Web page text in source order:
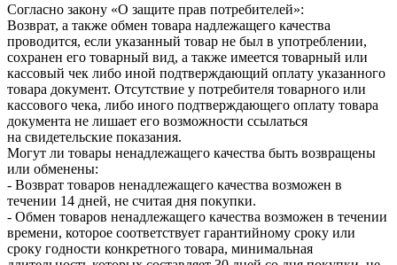
Согласно закону «О защите прав потребителей»:
Возврат, а также обмен товара надлежащего качества
проводится, если указанный товар не был в употреблении,
сохранен его товарный вид, а также имеется товарный или
кассовый чек либо иной подтверждающий оплату указанного
товара документ. Отсутствие у потребителя товарного или
кассового чека, либо иного подтверждающего оплату товара
документа не лишает его возможности ссылаться
на свидетельские показания.
Могут ли товары ненадлежащего качества быть возвращены
или обменены:
- Возврат товаров ненадлежащего качества возможен в
течении 14 дней, не считая дня покупки.
- Обмен товаров ненадлежащего качества возможен в течении
времени, которое соответствует гарантийному сроку или
сроку годности конкретного товара, минимальная